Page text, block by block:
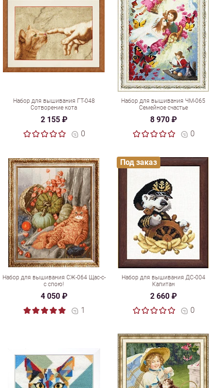
Набор для вышивания ГТ-048
Сотворение кота
2 155 ₽
0
Набор для вышивания ЧМ-065
Семейное счастье
8 970 ₽
0
Набор для вышивания СЖ-064 Щас-с-
с спою!
4 050 ₽
1
Набор для вышивания ДС-004
Капитан
2 660 ₽
0
Под заказ